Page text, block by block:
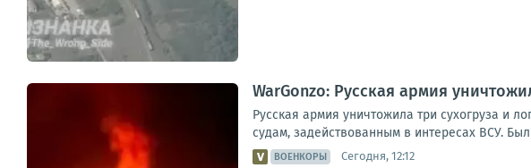
WarGonzo: Русская армия
Русская армия уничтожила три сухогруза и
судам, задействованным в интересах ВСУ.
ВОЕНКОРЫ Сегодня, 12:12